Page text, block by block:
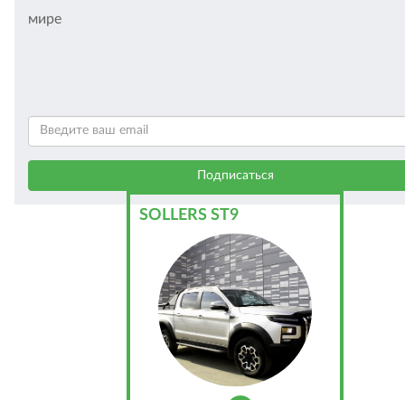
мире
SOLLERS ST9